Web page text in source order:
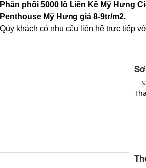
Phân phối 5000 lô Liền Kề Mỹ Hưng
Penthouse Mỹ Hưng giá 8-9tr/m2.
Qúy khách có nhu cầu liên hệ trực tiếp
–